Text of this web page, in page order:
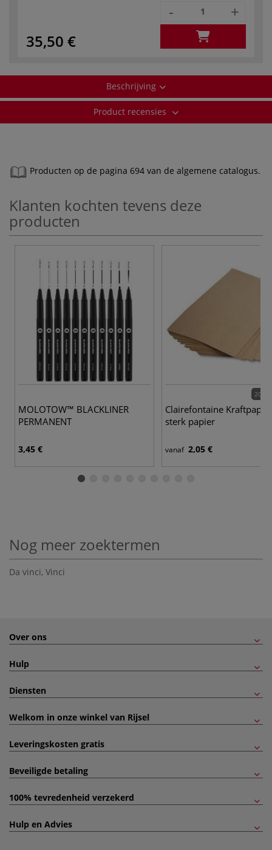
35,50 €
- +
Beschrijving
Product recensies
Producten op de pagina 694 van de algemene catalogus.
Klanten kochten tevens deze
producten
MOLOTOW™ BLACKLINER
PERMANENT
3,45 €
20
Clairefontaine
sterk papier
vanaf 2,05 €
Nog meer zoektermen
Da vinci, Vinci
Over ons
Hulp
Diensten
Welkom in onze winkel van Rijsel
Leveringskosten gratis
Beveiligde betaling
100% tevredenheid verzekerd
Hulp en Advies